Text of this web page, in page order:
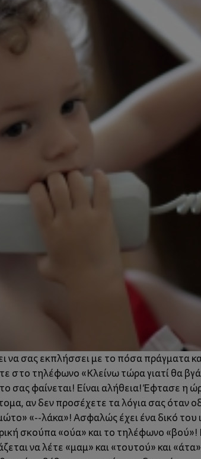
να σας εκπλήσσει με το πόσα πράγματα
στο τηλέφωνο «Κλείνω τώρα γιατί θα
φαίνεται! Είναι αλήθεια! Έφτασε η
αν δεν προσέχετε τα λόγια σας όταν
«--λάκα»! Ασφαλώς έχει ένα δικό του
σκούπα «ούα» και το τηλέφωνο «βού»!
να λέτε «μαμ» και «τουτού» και